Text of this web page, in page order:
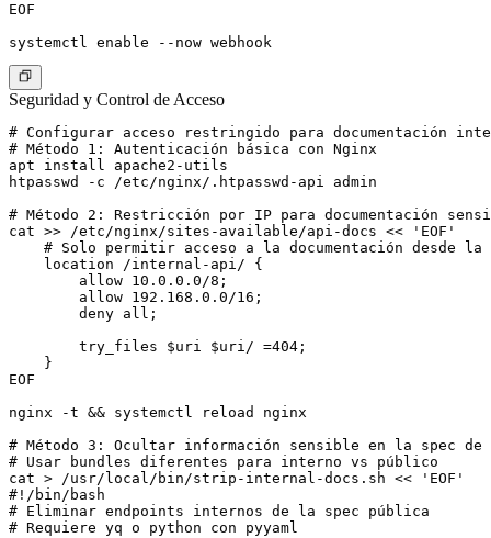
EOF
Seguridad y Control de Acceso
# Configurar acceso restringido para documentación
# Método 1: Autenticación básica con Nginx
apt install apache2-utils
htpasswd -c /etc/nginx/.htpasswd-api admin
# Método 2: Restricción por IP para documentación
cat >> /etc/nginx/sites-available/api-docs << 'EOF'
# Solo permitir acceso a la documentación desde la
    location /internal-api/ {
        allow 10.0.0.0/8;
        allow 192.168.0.0/16;
        deny all;
        try_files $uri $uri/ =404;
    }
EOF
nginx -t && systemctl reload nginx
# Método 3: Ocultar información sensible en la spec de
# Usar bundles diferentes para interno vs público
cat > /usr/local/bin/strip-internal-docs.sh << 'EOF'
#!/bin/bash
# Eliminar endpoints internos de la spec pública
# Requiere yq o python con pyyaml